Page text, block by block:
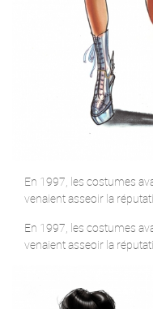
En 1997, les costumes
venaient asseoir la
En 1997, les costumes
venaient asseoir la